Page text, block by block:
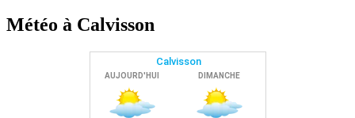
Météo à Calvisson